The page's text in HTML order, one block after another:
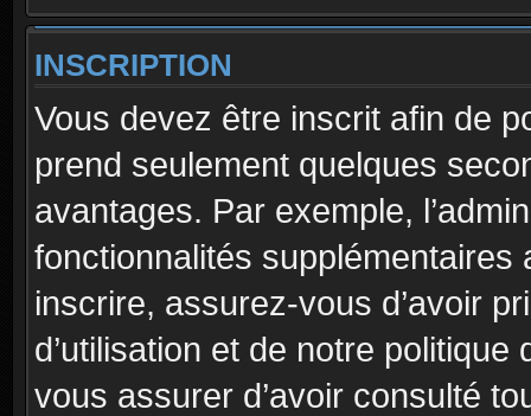
INSCRIPTION
Vous devez être inscrit afin de
prend seulement quelques
avantages. Par exemple,
fonctionnalités
inscrire, assurez-vous d’avoir
d’utilisation et de notre
vous assurer d’avoir consulté